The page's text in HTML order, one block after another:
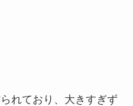
れており、大きすぎず